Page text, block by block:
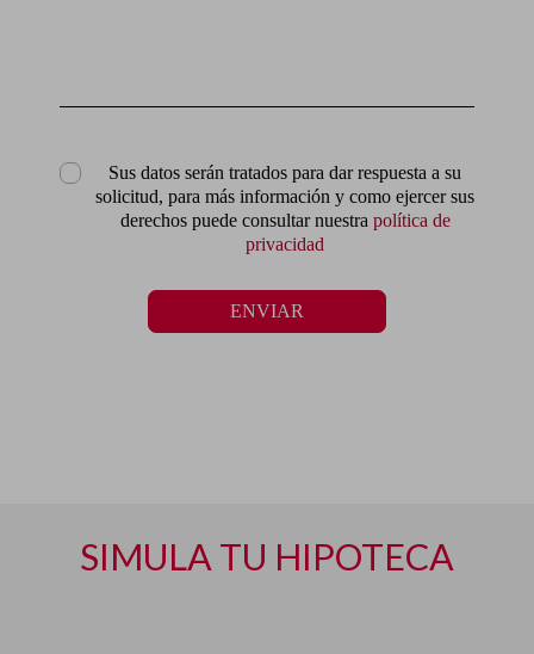
Sus datos serán tratados para dar respuesta a su
solicitud, para más información y como ejercer sus
derechos puede consultar nuestra política de
privacidad
ENVIAR
SIMULA TU HIPOTECA